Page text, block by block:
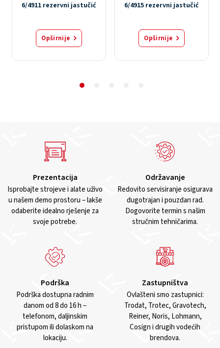
6/4911 rezervni jastučić
Opširnije
6/4915 rezervni jastučić
Opširnije
Prezentacija
Isprobajte strojeve i alate uživo
u našem demo prostoru – lakše
odaberite idealno rješenje za
svoje potrebe.
Održavanje
Redovito servisiranje osigurava
dugotrajan i pouzdan rad.
Dogovorite termin s našim
stručnim tehničarima.
Podrška
Podrška dostupna radnim
danom od 8 do 16 h –
telefonom, daljinskim
pristupom ili dolaskom na
lokaciju.
Zastupništva
Ovlašteni smo zastupnici:
Trodat, Trotec, Gravotech,
Reiner, Noris, Lohmann,
Cosign i drugih vodećih
brendova.